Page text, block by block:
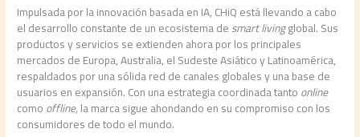
Impulsada por la innovación basada en IA, CHiQ está llevando a cabo
el desarrollo constante de un ecosistema desmart livingglobal. Sus
productos y servicios se extienden ahora por los principales
mercados de Europa, Australia, el Sudeste Asiático y Latinoamérica,
respaldados por una sólida red de canales globales y una base de
usuarios en expansión. Con una estrategia coordinada tantoonline
comooffline,la marca sigue ahondando en su compromiso con los
consumidores de todo el mundo.